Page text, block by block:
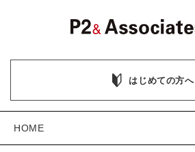
はじめての方へ
HOME